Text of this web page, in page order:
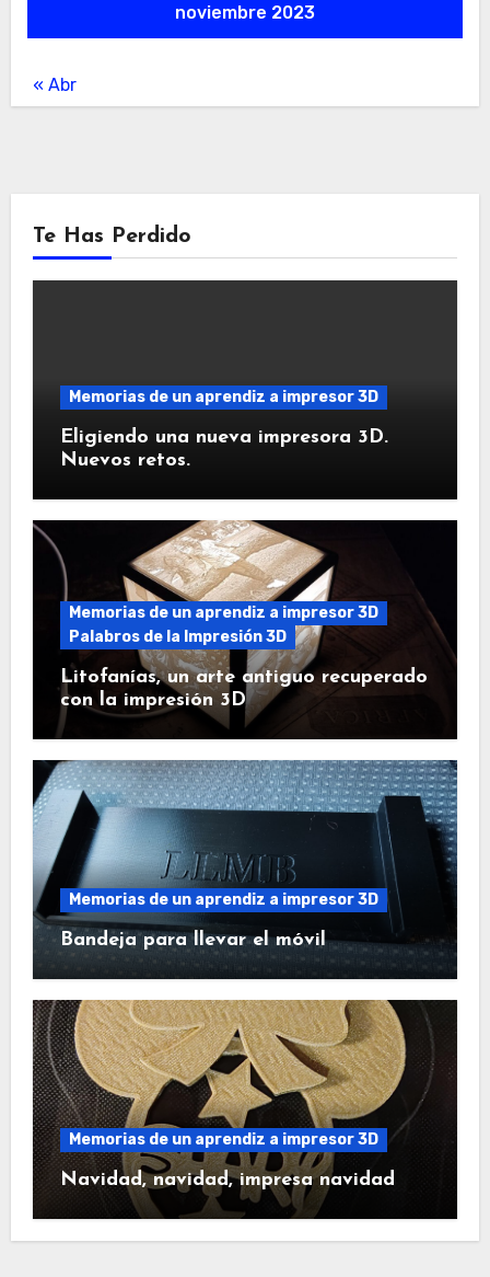
noviembre 2023
« Abr
Te Has Perdido
Memorias de un aprendiz a impresor 3D
Eligiendo una nueva impresora 3D.
Nuevos retos.
Memorias de un aprendiz a impresor 3D
Palabros de la Impresión 3D
Litofanías, un arte antiguo recuperado
con la impresión 3D
Memorias de un aprendiz a impresor 3D
Bandeja para llevar el móvil
Memorias de un aprendiz a impresor 3D
Navidad, navidad, impresa navidad